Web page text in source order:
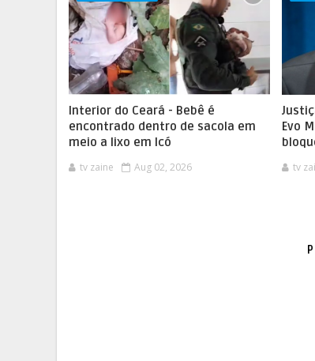
Interior do Ceará - Bebê é
encontrado dentro de sacola em
meio a lixo em Icó
tv zaine Aug 02, 2026
Evo
tv